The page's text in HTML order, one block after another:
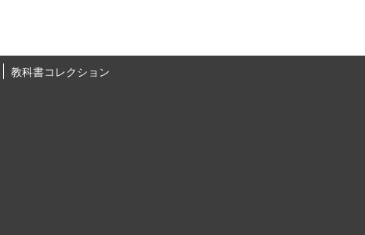
教科書コレクション